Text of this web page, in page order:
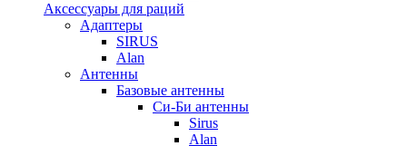
Аксессуары для раций
Адаптеры
SIRUS
Alan
Антенны
Базовые антенны
Си-Би антенны
Sirus
Alan